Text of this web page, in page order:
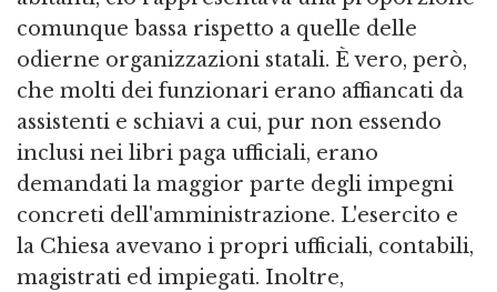
comunque bassa rispetto a quelle delle
odierne organizzazioni statali. È vero, però,
che molti dei funzionari erano affiancati da
assistenti e schiavi a cui, pur non essendo
inclusi nei libri paga ufficiali, erano
demandati la maggior parte degli impegni
concreti dell'amministrazione. L'esercito e
la Chiesa avevano i propri ufficiali, contabili,
magistrati ed impiegati. Inoltre,